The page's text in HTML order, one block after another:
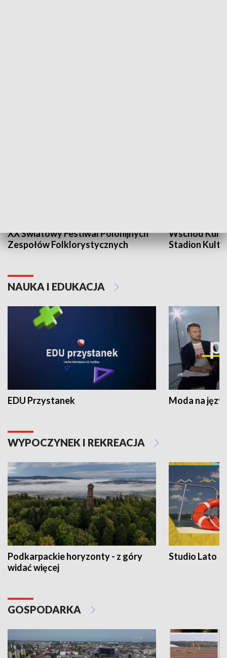
XX Światowy Festiwal Polonijnych
Zespołów Folklorystycznych
Wschód
Stadion
NAUKA I EDUKACJA
EDU Przystanek Moda na
WYPOCZYNEK I REKREACJA
Podkarpackie horyzonty - z góry
widać więcej
Studio Lato
GOSPODARKA